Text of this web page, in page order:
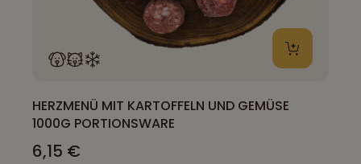
HERZMENÜ MIT KARTOFFELN UND GEMÜSE
1000G PORTIONSWARE
6,15 €